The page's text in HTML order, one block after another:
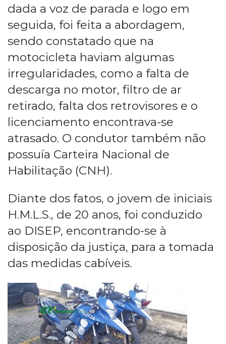
dada a voz de parada e logo em
seguida, foi feita a abordagem,
sendo constatado que na
motocicleta haviam algumas
irregularidades, como a falta de
descarga no motor, filtro de ar
retirado, falta dos retrovisores e o
licenciamento encontrava-se
atrasado. O condutor também não
possuía Carteira Nacional de
Habilitação (CNH).
Diante dos fatos, o jovem de iniciais
H.M.L.S., de 20 anos, foi conduzido
ao DISEP, encontrando-se à
disposição da justiça, para a tomada
das medidas cabíveis.